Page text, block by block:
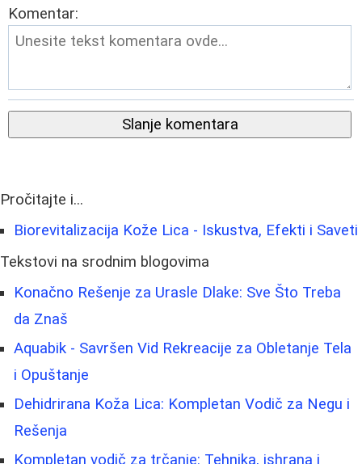
Komentar:
Slanje komentara
Pročitajte i...
Biorevitalizacija Kože Lica - Iskustva, Efekti i Saveti
Tekstovi na srodnim blogovima
Konačno Rešenje za Urasle Dlake: Sve Što Treba
da Znaš
Aquabik - Savršen Vid Rekreacije za Obletanje Tela
i Opuštanje
Dehidrirana Koža Lica: Kompletan Vodič za Negu i
Rešenja
Kompletan vodič za trčanje: Tehnika, ishrana i